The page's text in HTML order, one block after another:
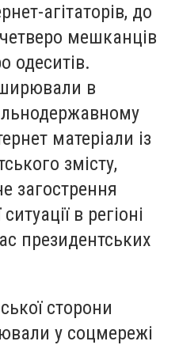
агітаторів, до
мешканців
одеситів.
в
матеріали із
змісту,
загострення
в регіоні
президентських
сторони
у соцмережі